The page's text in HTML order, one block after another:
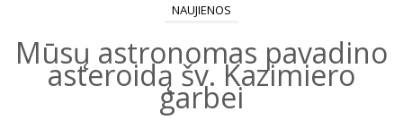
NAUJIENOS
Mūsų astronomas pavadino
asteroidą šv. Kazimiero
garbei